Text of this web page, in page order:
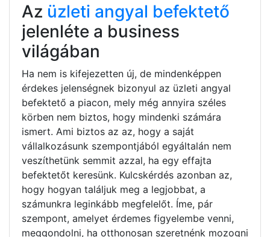
Az üzleti angyal befektető
jelenléte a business
világában
Ha nem is kifejezetten új, de mindenképpen
érdekes jelenségnek bizonyul az üzleti angyal
befektető a piacon, mely még annyira széles
körben nem biztos, hogy mindenki számára
ismert. Ami biztos az az, hogy a saját
vállalkozásunk szempontjából egyáltalán nem
veszíthetünk semmit azzal, ha egy effajta
befektetőt keresünk. Kulcskérdés azonban az,
hogy hogyan találjuk meg a legjobbat, a
számunkra leginkább megfelelőt. Íme, pár
szempont, amelyet érdemes figyelembe venni,
meggondolni, ha otthonosan szeretnénk mozogni